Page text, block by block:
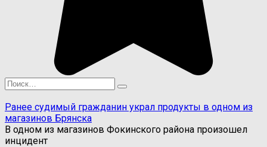
Search
for:
Ранее судимый гражданин украл продукты в одном из
магазинов Брянска
В одном из магазинов Фокинского района произошел
инцидент